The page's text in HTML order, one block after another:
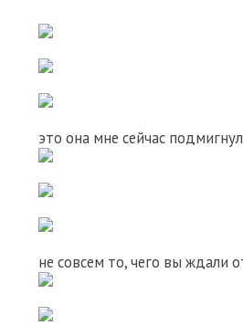
это она мне сейчас
не совсем то, чего вы ждали